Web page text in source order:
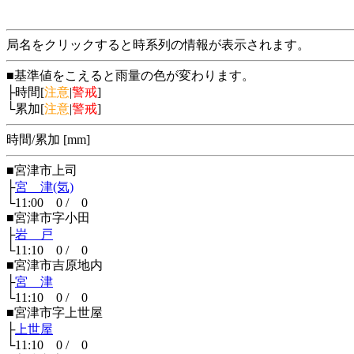
局名をクリックすると時系列の情報が表示されます。
■基準値をこえると雨量の色が変わります。
├時間[注意|警戒]
└累加[注意|警戒]
時間/累加 [mm]
■宮津市上司
├宮 津(気)
└11:00 0 / 0
■宮津市字小田
├岩 戸
└11:10 0 / 0
■宮津市吉原地内
├宮 津
└11:10 0 / 0
■宮津市字上世屋
├上世屋
└11:10 0 / 0